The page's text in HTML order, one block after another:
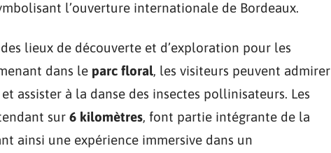
l’ouverture internationale de Bordeaux.
lieux de découverte et d’exploration pour les
dans le parc floral, les visiteurs peuvent admirer
assister à la danse des insectes pollinisateurs. Les
sur 6 kilomètres, font partie intégrante de la
ainsi une expérience immersive dans un